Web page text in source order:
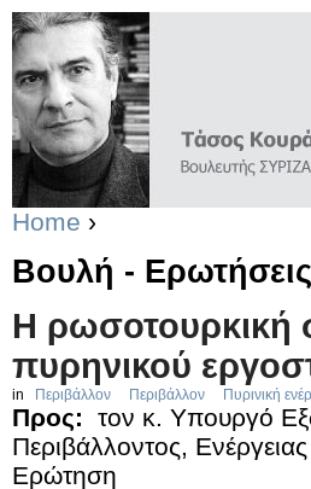
Home ›
Βουλή - Ερωτήσεις
Η ρωσοτουρκική
πυρηνικού
in Περιβάλλον Περιβάλλον Πυρινική
Προς:
τον κ. Υπουργό
Περιβάλλοντος,
Ερώτηση